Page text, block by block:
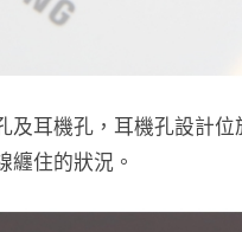
及耳機孔，耳機孔設計
纏住的狀況。